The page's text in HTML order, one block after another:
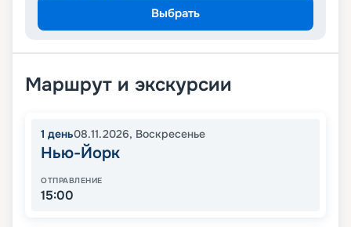
Выбрать
Маршрут и экскурсии
1 день08.11.2026, Воскресенье
Нью-Йорк
ОТПРАВЛЕНИЕ
15:00